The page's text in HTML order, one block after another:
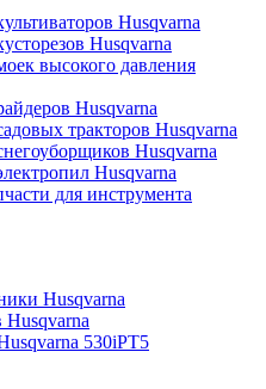
Husqvarna
Husqvarna
высокого давления
Husqvarna
тракторов Husqvarna
Husqvarna
Husqvarna
для инструмента
Husqvarna
Husqvarna
530iPT5